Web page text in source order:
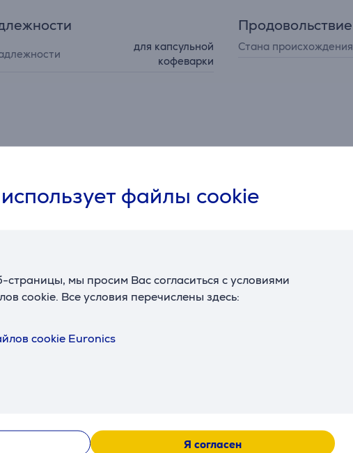
файлы cookie
мы просим Вас согласиться с условиями
cookie. Все условия перечислены здесь:
cookie Euronics
Я согласен
для капсульной
кофеварки
Продовольствие
Стана происхождения
кофеварка
кофеварка
18000287